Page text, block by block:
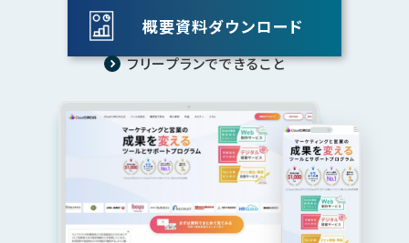
概要資料ダウンロード
フリープランでできること